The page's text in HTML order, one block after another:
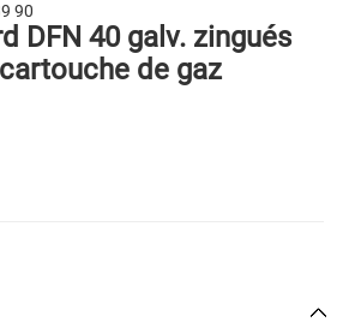
90
DFN 40 galv. zingués
de gaz